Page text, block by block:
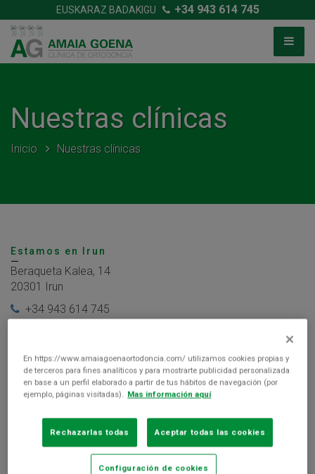
EUSKARAZ BADAKIGU +34 943 614 745
Nuestras clínicas
Inicio Nuestras clínicas
Estamos en Irun
Beraqueta Kalea, 14
20301 Irun
+34 943 614 745
En https://www.amaiagoenaortodoncia.com/ utilizamos cookies propias y
de terceros para fines analíticos y para mostrarte publicidad personalizada
en base a un perfil elaborado a partir de tus hábitos de navegación (por
ejemplo, páginas visitadas). Mas información aquí
Rechazarlas todas Aceptar todas las cookies
Configuración de cookies